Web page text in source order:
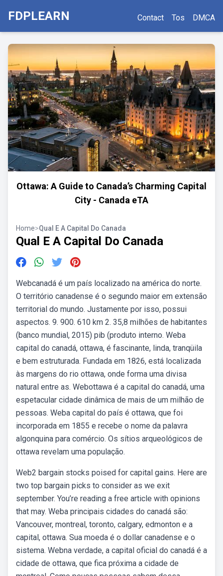
FDPLEARN Contact Tos DMCA
Ottawa: A Guide to Canada’s Charming Capital
City - Canada eTA
Home>Qual E A Capital Do Canada
Qual E A Capital Do Canada
Webcanadá é um país localizado na américa do norte.
O território canadense é o segundo maior em extensão
territorial do mundo. Justamente por isso, possui
aspectos. 9. 900. 610 km 2. 35,8 milhões de habitantes
(banco mundial, 2015) pib (produto interno. Weba
capital do canadá, ottawa, é fascinante, linda, tranqüila
e bem estruturada. Fundada em 1826, está localizada
às margens do rio ottawa, onde forma uma divisa
natural entre as. Webottawa é a capital do canadá, uma
espetacular cidade dinâmica de mais de um milhão de
pessoas. Weba capital do país é ottawa, que foi
incorporada em 1855 e recebe o nome da palavra
algonquina para comércio. Os sítios arqueológicos de
ottawa revelam uma população.
Web2 bargain stocks poised for capital gains. Here are
two top bargain picks to consider as we exit
september. You’re reading a free article with opinions
that may. Weba principais cidades do canadá são:
Vancouver, montreal, toronto, calgary, edmonton e a
capital, ottawa. Sua moeda é o dollar canadense e o
sistema. Webna verdade, a capital oficial do canadá é a
cidade de ottawa, que fica próxima a cidade de